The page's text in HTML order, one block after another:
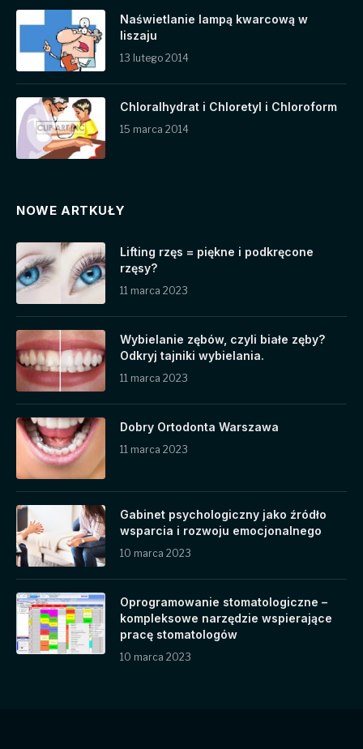
Naświetlanie lampą kwarcową w
liszaju
13 lutego 2014
Chloralhydrat i Chloretyl i Chloroform
15 marca 2014
NOWE ARTKUŁY
Lifting rzęs = piękne i podkręcone
rzęsy?
11 marca 2023
Wybielanie zębów, czyli białe zęby?
Odkryj tajniki wybielania.
11 marca 2023
Dobry Ortodonta Warszawa
11 marca 2023
Gabinet psychologiczny jako źródło
wsparcia i rozwoju emocjonalnego
10 marca 2023
Oprogramowanie stomatologiczne –
kompleksowe narzędzie wspierające
pracę stomatologów
10 marca 2023